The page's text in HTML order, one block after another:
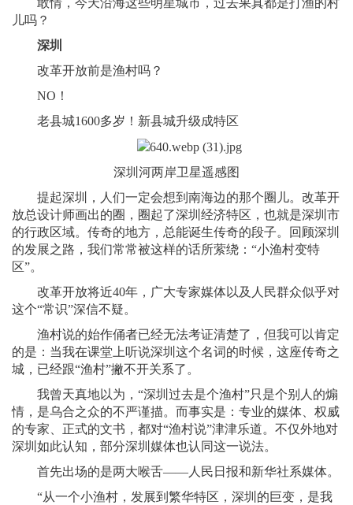
儿吗？
深圳
改革开放前是渔村吗？
NO！
老县城1600多岁！新县城升级成特区
深圳河两岸卫星遥感图
提起深圳，人们一定会想到南海边的那个圈儿。改革开
放总设计师画出的圈，圈起了深圳经济特区，也就是深圳市
的行政区域。传奇的地方，总能诞生传奇的段子。回顾深圳
的发展之路，我们常常被这样的话所萦绕：“小渔村变特
区”。
改革开放将近40年，广大专家媒体以及人民群众似乎对
这个“常识”深信不疑。
渔村说的始作俑者已经无法考证清楚了，但我可以肯定
的是：当我在课堂上听说深圳这个名词的时候，这座传奇之
城，已经跟“渔村”撇不开关系了。
我曾天真地以为，“深圳过去是个渔村”只是个别人的煽
情，是乌合之众的不严谨描。而事实是：专业的媒体、权威
的专家、正式的文书，都对“渔村说”津津乐道。不仅外地对
深圳如此认知，部分深圳媒体也认同这一说法。
首先出场的是两大喉舌——人民日报和新华社系媒体。
“从一个小渔村，发展到繁华特区，深圳的巨变，是我